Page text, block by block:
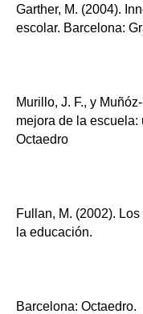
Garther, M. (2004).
escolar. Barcelona:
Murillo, J. F., y
mejora de la escuela:
Octaedro
Fullan, M. (2002).
la educación.
Barcelona: Octaedro.